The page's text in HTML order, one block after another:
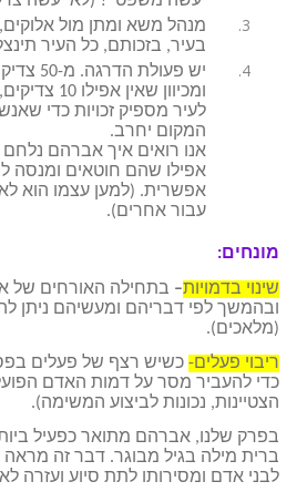
מנהל משא ומתן מול
בעיר, בזכותם, כל העיר
ומכיוון
לעיר מספיק זכויות כדי
המקום יחרב.
אנו רואים איך אברהם
אפילו שהם חוטאים ומנסה
אפשרית. (למען עצמו הוא
עבור אחרים).
מונחים:
שינוי בדמויות– בתחילה האורחים של
ובהמשך לפי דבריהם ומעשיהם ניתן
(מלאכים).
ריבוי פעלים- כשיש רצף של פעלים
כדי להעביר מסר על דמות האדם
הצטיינות, נכונות לביצוע המשימה).
בפרק שלנו, אברהם מתואר כפעיל
ברית מילה בגיל מבוגר. דבר זה מראה
לבני אדם ומסירותו לתת סיוע ועזרה